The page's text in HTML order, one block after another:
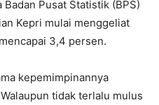
Pusat Statistik (BPS)
Kepri mulai menggeliat
3,4 persen.
kepemimpinannya
tidak terlalu mulus